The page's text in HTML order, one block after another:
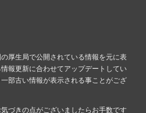
厚生局で公開されている情報を元に表
報更新に合わせてアップデートしてい
部古い情報が表示される事ことがござ
づきの点がございましたらお手数です